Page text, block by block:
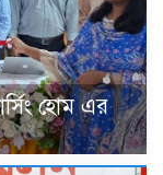
হোম এর